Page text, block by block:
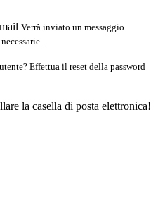
Verrà inviato un messaggio
Effettua il reset della password
la casella di posta elettronica!